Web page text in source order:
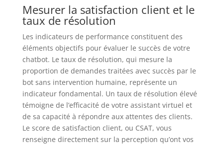
Mesurer la satisfaction client et le
taux de résolution
Les indicateurs de performance constituent des
éléments objectifs pour évaluer le succès de votre
chatbot. Le taux de résolution, qui mesure la
proportion de demandes traitées avec succès par le
bot sans intervention humaine, représente un
indicateur fondamental. Un taux de résolution élevé
témoigne de l’efficacité de votre assistant virtuel et
de sa capacité à répondre aux attentes des clients.
Le score de satisfaction client, ou CSAT, vous
renseigne directement sur la perception qu’ont vos